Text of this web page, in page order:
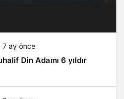
7 ay önce
Din Adamı 6 yıldır
7 ay önce